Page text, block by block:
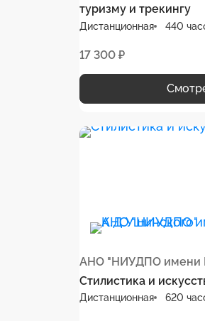
туризму и трекингу
Дистанционная 440
17 300 ₽
Стилистика и
Дистанционная 620